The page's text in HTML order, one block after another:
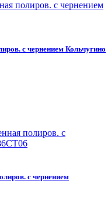
с чернением Кольчугино
с чернением